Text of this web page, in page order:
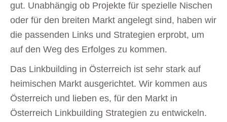
gut. Unabhängig ob Projekte für spezielle Nischen
oder für den breiten Markt angelegt sind, haben wir
die passenden Links und Strategien erprobt, um
auf den Weg des Erfolges zu kommen.
Das Linkbuilding in Österreich ist sehr stark auf
heimischen Markt ausgerichtet. Wir kommen aus
Österreich und lieben es, für den Markt in
Österreich Linkbuilding Strategien zu entwickeln.